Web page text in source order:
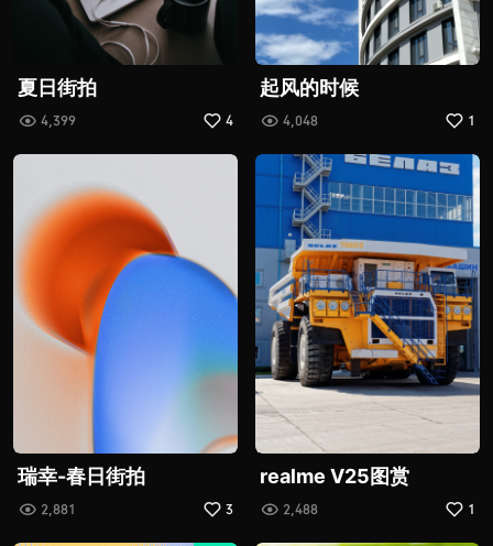
夏日街拍
4,399 4
起风的时候
4,048 1
瑞幸-春日街拍
2,881 3
realme V25图赏
2,488 1